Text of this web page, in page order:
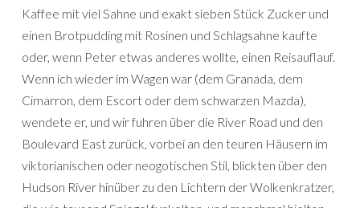
Kaffee mit viel Sahne und exakt sieben Stück Zucker und
einen Brotpudding mit Rosinen und Schlagsahne kaufte
oder, wenn Peter etwas anderes wollte, einen Reisauflauf.
Wenn ich wieder im Wagen war (dem Granada, dem
Cimarron, dem Escort oder dem schwarzen Mazda),
wendete er, und wir fuhren über die River Road und den
Boulevard East zurück, vorbei an den teuren Häusern im
viktorianischen oder neogotischen Stil, blickten über den
Hudson River hinüber zu den Lichtern der Wolkenkratzer,